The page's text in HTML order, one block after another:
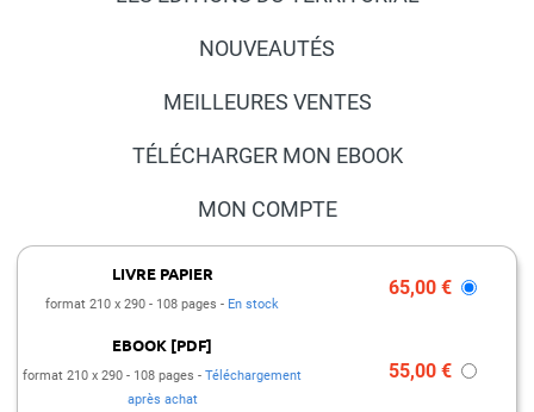
LIVRE PAPIER
format 210 x 290 108 pages En stock
65,00 €
EBOOK [PDF]
format 210 x 290 108 pages
Téléchargement
après achat
55,00 €
NOUVEAUTÉS
MEILLEURES VENTES
TÉLÉCHARGER MON EBOOK
MON COMPTE
FAQ
PRESSE ET PARTENARIATS